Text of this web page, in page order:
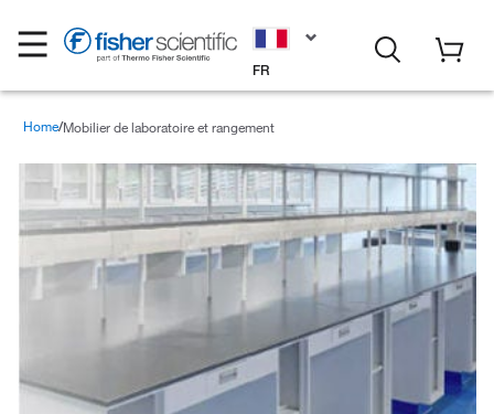
FR
Home Mobilier de laboratoire et rangement